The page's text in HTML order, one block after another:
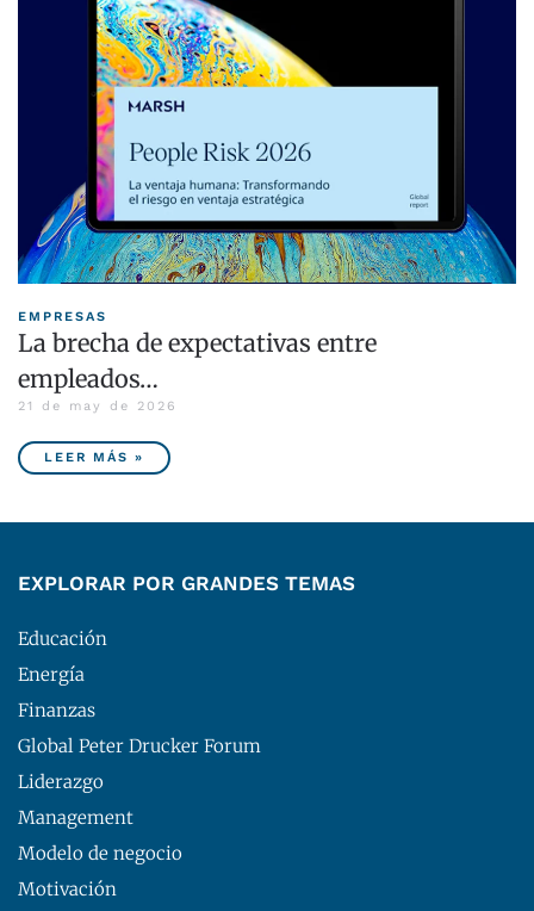
EMPRESAS
La brecha de expectativas entre
empleados…
21 de may de 2026
LEER MÁS »
EXPLORAR POR GRANDES TEMAS
Educación
Energía
Finanzas
Global Peter Drucker Forum
Liderazgo
Management
Modelo de negocio
Motivación